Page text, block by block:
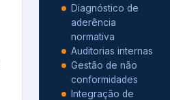
Diagnóstico de
aderência
normativa
Auditorias internas
Gestão de não
conformidades
Integração de